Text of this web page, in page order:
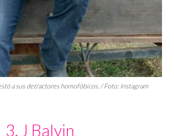
a sus detractores homofóbicos. / Foto: Instagram
3. J Balvin